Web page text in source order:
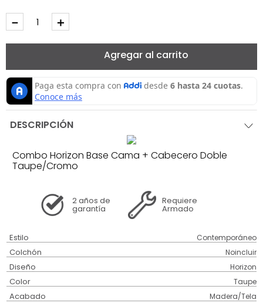
＋
－
Agregar al carrito
DESCRIPCIÓN
Combo Horizon Base Cama + Cabecero Doble
Taupe/Cromo
2 años de
garantía
Requiere
Armado
Estilo Contemporáneo
Colchón Noincluir
Diseño Horizon
Color Taupe
Acabado Madera/Tela